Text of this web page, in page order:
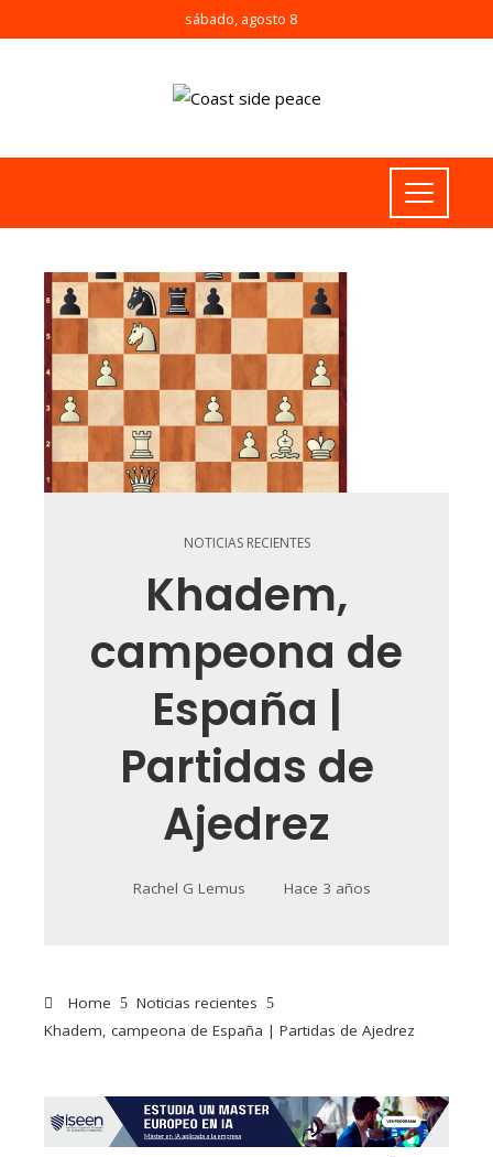
sábado, agosto 8
NOTICIAS RECIENTES
Khadem,
campeona de
España |
Partidas de
Ajedrez
Rachel G Lemus Hace 3 años
Home
Noticias recientes
Khadem, campeona de España | Partidas de Ajedrez